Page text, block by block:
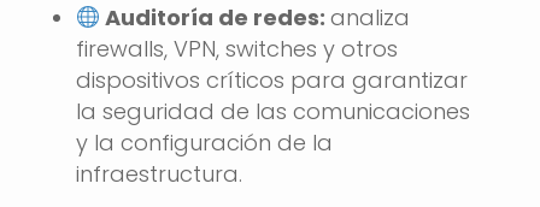
Auditoría de redes:analiza
firewalls, VPN, switches y otros
dispositivos críticos para garantizar
la seguridad de las comunicaciones
y la configuración de la
infraestructura.